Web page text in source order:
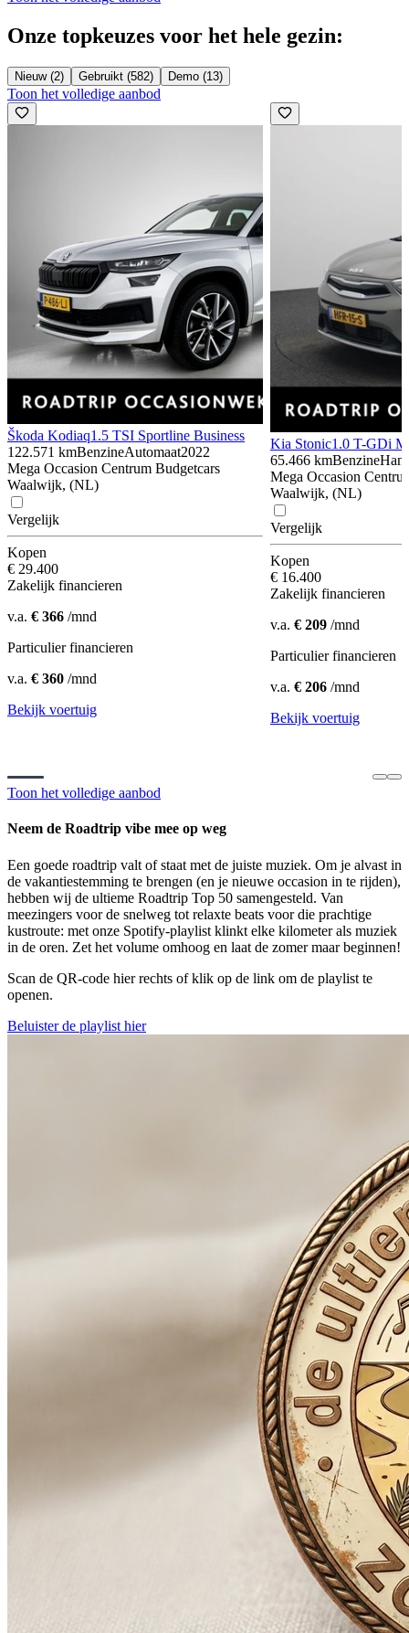
Onze topkeuzes voor het hele gezin:
Nieuw (2) Gebruikt (582) Demo (13)
Toon het volledige aanbod
Škoda Kodiaq1.5 TSI Sportline Business
122.571 kmBenzineAutomaat2022
Mega Occasion Centrum Budgetcars
Waalwijk, (NL)
Vergelijk
Kopen
€ 29.400
Zakelijk financieren
v.a. € 366 /mnd
Particulier financieren
v.a. € 360 /mnd
Bekijk voertuig
Kia Stonic1.0 T-GDi
65.466 kmBenzine
Mega Occasion
Waalwijk, (NL)
Vergelijk
Kopen
€ 16.400
Zakelijk financieren
v.a. € 209 /mnd
Particulier financieren
v.a. € 206 /mnd
Bekijk voertuig
Toon het volledige aanbod
Neem de Roadtrip vibe mee op weg
Een goede roadtrip valt of staat met de juiste muziek. Om je alvast in
de vakantiestemming te brengen (en je nieuwe occasion in te rijden),
hebben wij de ultieme Roadtrip Top 50 samengesteld. Van
meezingers voor de snelweg tot relaxte beats voor die prachtige
kustroute: met onze Spotify-playlist klinkt elke kilometer als muziek
in de oren. Zet het volume omhoog en laat de zomer maar beginnen!
Scan de QR-code hier rechts of klik op de link om de playlist te
openen.
Beluister de playlist hier